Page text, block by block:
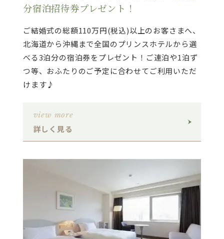
分宿泊招待券プレゼント！
ご結婚式の総額110万円(税込)以上のお客さまへ、
北海道から沖縄まで全国のプリンスホテルから選
べる3泊分の宿泊券をプレゼント！ご連泊や1泊ず
つ等、おふたりのご予定に合わせてご利用いただ
けます♪
view more
詳しく見る